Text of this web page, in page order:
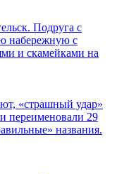
Подруга с
набережную с
и скамейками на
«страшный удар»
переименовали 29
названия.